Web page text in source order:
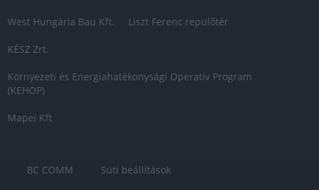
West Hungária Bau Kft. Liszt Ferenc repülőtér
KÉSZ Zrt.
Környezeti és Energiahatékonysági Operatív Program
(KEHOP)
Mapei Kft
BC COMM
Süti beállítások